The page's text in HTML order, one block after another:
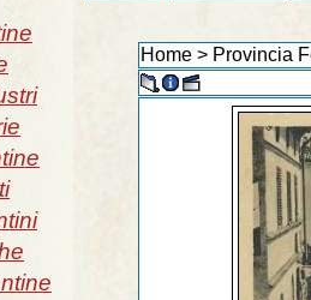
Home> Provincia